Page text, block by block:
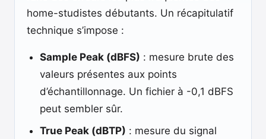
home-studistes débutants. Un récapitulatif
technique s’impose :
Sample Peak (dBFS) : mesure brute des
valeurs présentes aux points
d’échantillonnage. Un fichier à -0,1 dBFS
peut sembler sûr.
True Peak (dBTP) : mesure du signal